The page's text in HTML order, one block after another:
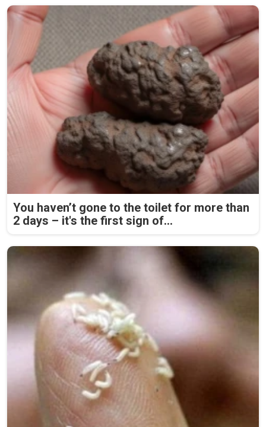
You haven’t gone to the toilet for more than
2 days – it's the first sign of...